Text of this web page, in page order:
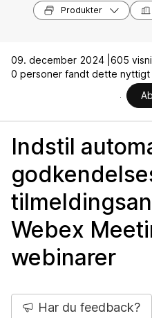
Produkter
09. december 2024 | 605
0 personer fandt dette nyttigt
Indstil
Webex
webinarer
Har du feedback?